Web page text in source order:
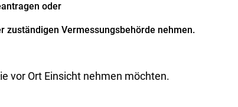
oder
zuständigen Vermessungsbehörde nehmen.
vor Ort Einsicht nehmen möchten.